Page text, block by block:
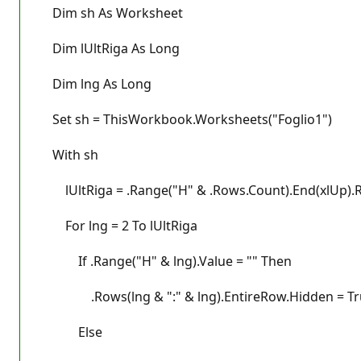
Dim sh As Worksheet
Dim lUltRiga As Long
Dim lng As Long
Set sh = ThisWorkbook.Worksheets("Foglio1")
With sh
lUltRiga = .Range("H" &
For lng = 2 To lUltRiga
If .Range("H" & lng).Value = "" Then
.Rows(lng & ":" & lng).EntireRow.Hidden =
Else